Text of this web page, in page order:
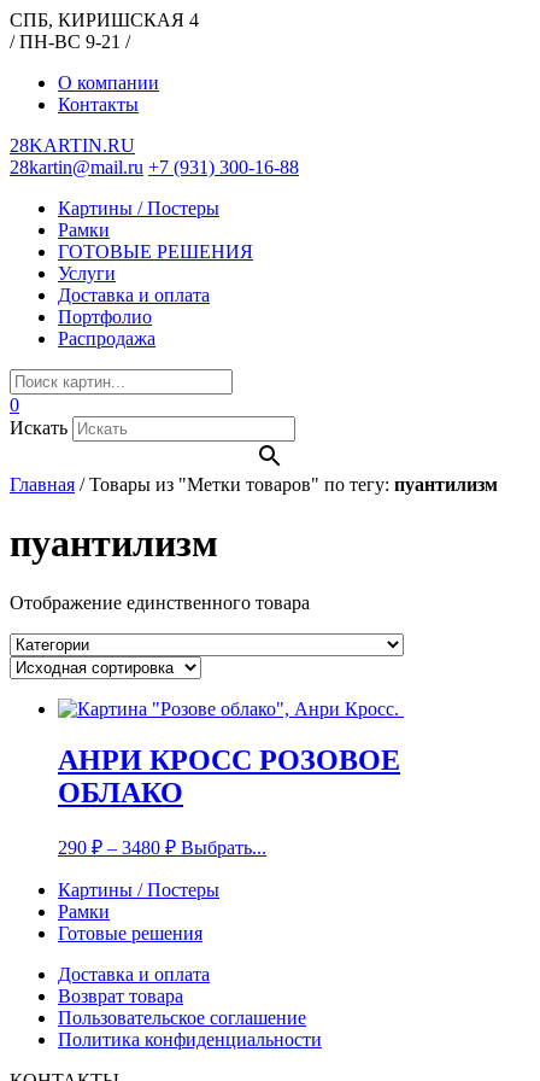
СПБ, КИРИШСКАЯ 4
/ ПН-ВС 9-21 /
О компании
Контакты
28KARTIN.RU
28kartin@mail.ru +7 (931) 300-16-88
Картины / Постеры
Рамки
ГОТОВЫЕ РЕШЕНИЯ
Услуги
Доставка и оплата
Портфолио
Распродажа
0
Искать
Главная /Товары из "Метки товаров" по тегу: пуантилизм
пуантилизм
Отображение единственного товара
АНРИ КРОСС РОЗОВОЕ
ОБЛАКО
290 ₽ – 3480 ₽ Выбрать...
Картины / Постеры
Рамки
Готовые решения
Доставка и оплата
Возврат товара
Пользовательское соглашение
Политика конфиденциальности